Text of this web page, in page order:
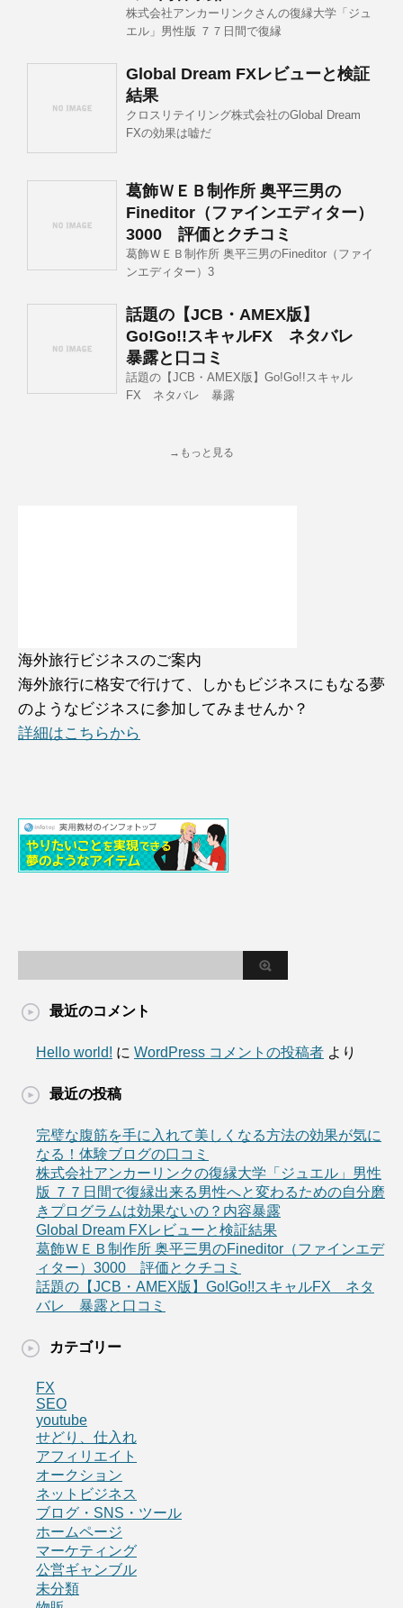
株式会社アンカーリンクさんの復縁大学「ジュ
エル」男性版 ７７日間で復縁
Global Dream FXレビューと検証
結果
クロスリテイリング株式会社のGlobal Dream
FXの効果は嘘だ
葛飾ＷＥＢ制作所 奥平三男の
Fineditor（ファインエディター）
3000 評価とクチコミ
葛飾ＷＥＢ制作所 奥平三男のFineditor（ファイ
ンエディター）3
話題の【JCB・AMEX版】
Go!Go!!スキャルFX ネタバレ
暴露と口コミ
話題の【JCB・AMEX版】Go!Go!!スキャル
FX ネタバレ 暴露
→もっと見る
海外旅行ビジネスのご案内
海外旅行に格安で行けて、しかもビジネスにもなる夢
のようなビジネスに参加してみませんか？
詳細はこちらから
最近のコメント
Hello world! に WordPress コメントの投稿者 より
最近の投稿
完璧な腹筋を手に入れて美しくなる方法の効果が気に
なる！体験ブログの口コミ
株式会社アンカーリンクの復縁大学「ジュエル」男性
版 ７７日間で復縁出来る男性へと変わるための自分磨
きプログラムは効果ないの？内容暴露
Global Dream FXレビューと検証結果
葛飾ＷＥＢ制作所 奥平三男のFineditor（ファインエデ
ィター）3000 評価とクチコミ
話題の【JCB・AMEX版】Go!Go!!スキャルFX ネタ
バレ 暴露と口コミ
カテゴリー
FX
SEO
youtube
せどり、仕入れ
アフィリエイト
オークション
ネットビジネス
ブログ・SNS・ツール
ホームページ
マーケティング
公営ギャンブル
未分類